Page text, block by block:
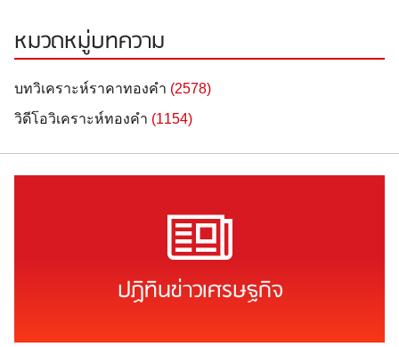
หมวดหมู่บทความ
บทวิเคราะห์ราคาทองคำ (2578)
วิดีโอวิเคราะห์ทองคำ (1154)
ปฏิทินข่าวเศรษฐกิจ